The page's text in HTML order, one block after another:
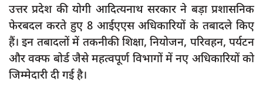
प्रशासनिक
दुर्घटना
editors-pick
उत्तर प्रदेश की योगी आदित्यनाथ सरकार ने बड़ा प्रशासनिक
फेरबदल करते हुए 8 आईएएस अधिकारियों के तबादले किए
हैं। इन तबादलों में तकनीकी शिक्षा, नियोजन, परिवहन, पर्यटन
और वक्फ बोर्ड जैसे महत्वपूर्ण विभागों में नए अधिकारियों को
जिम्मेदारी दी गई है।